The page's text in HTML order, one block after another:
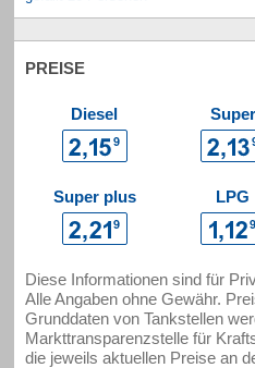
PREISE
Diesel Super
Super plus LPG
Diese Informationen sind für
Alle Angaben ohne Gewähr.
Grunddaten von Tankstellen
Markttransparenzstelle für
die jeweils aktuellen Preise an